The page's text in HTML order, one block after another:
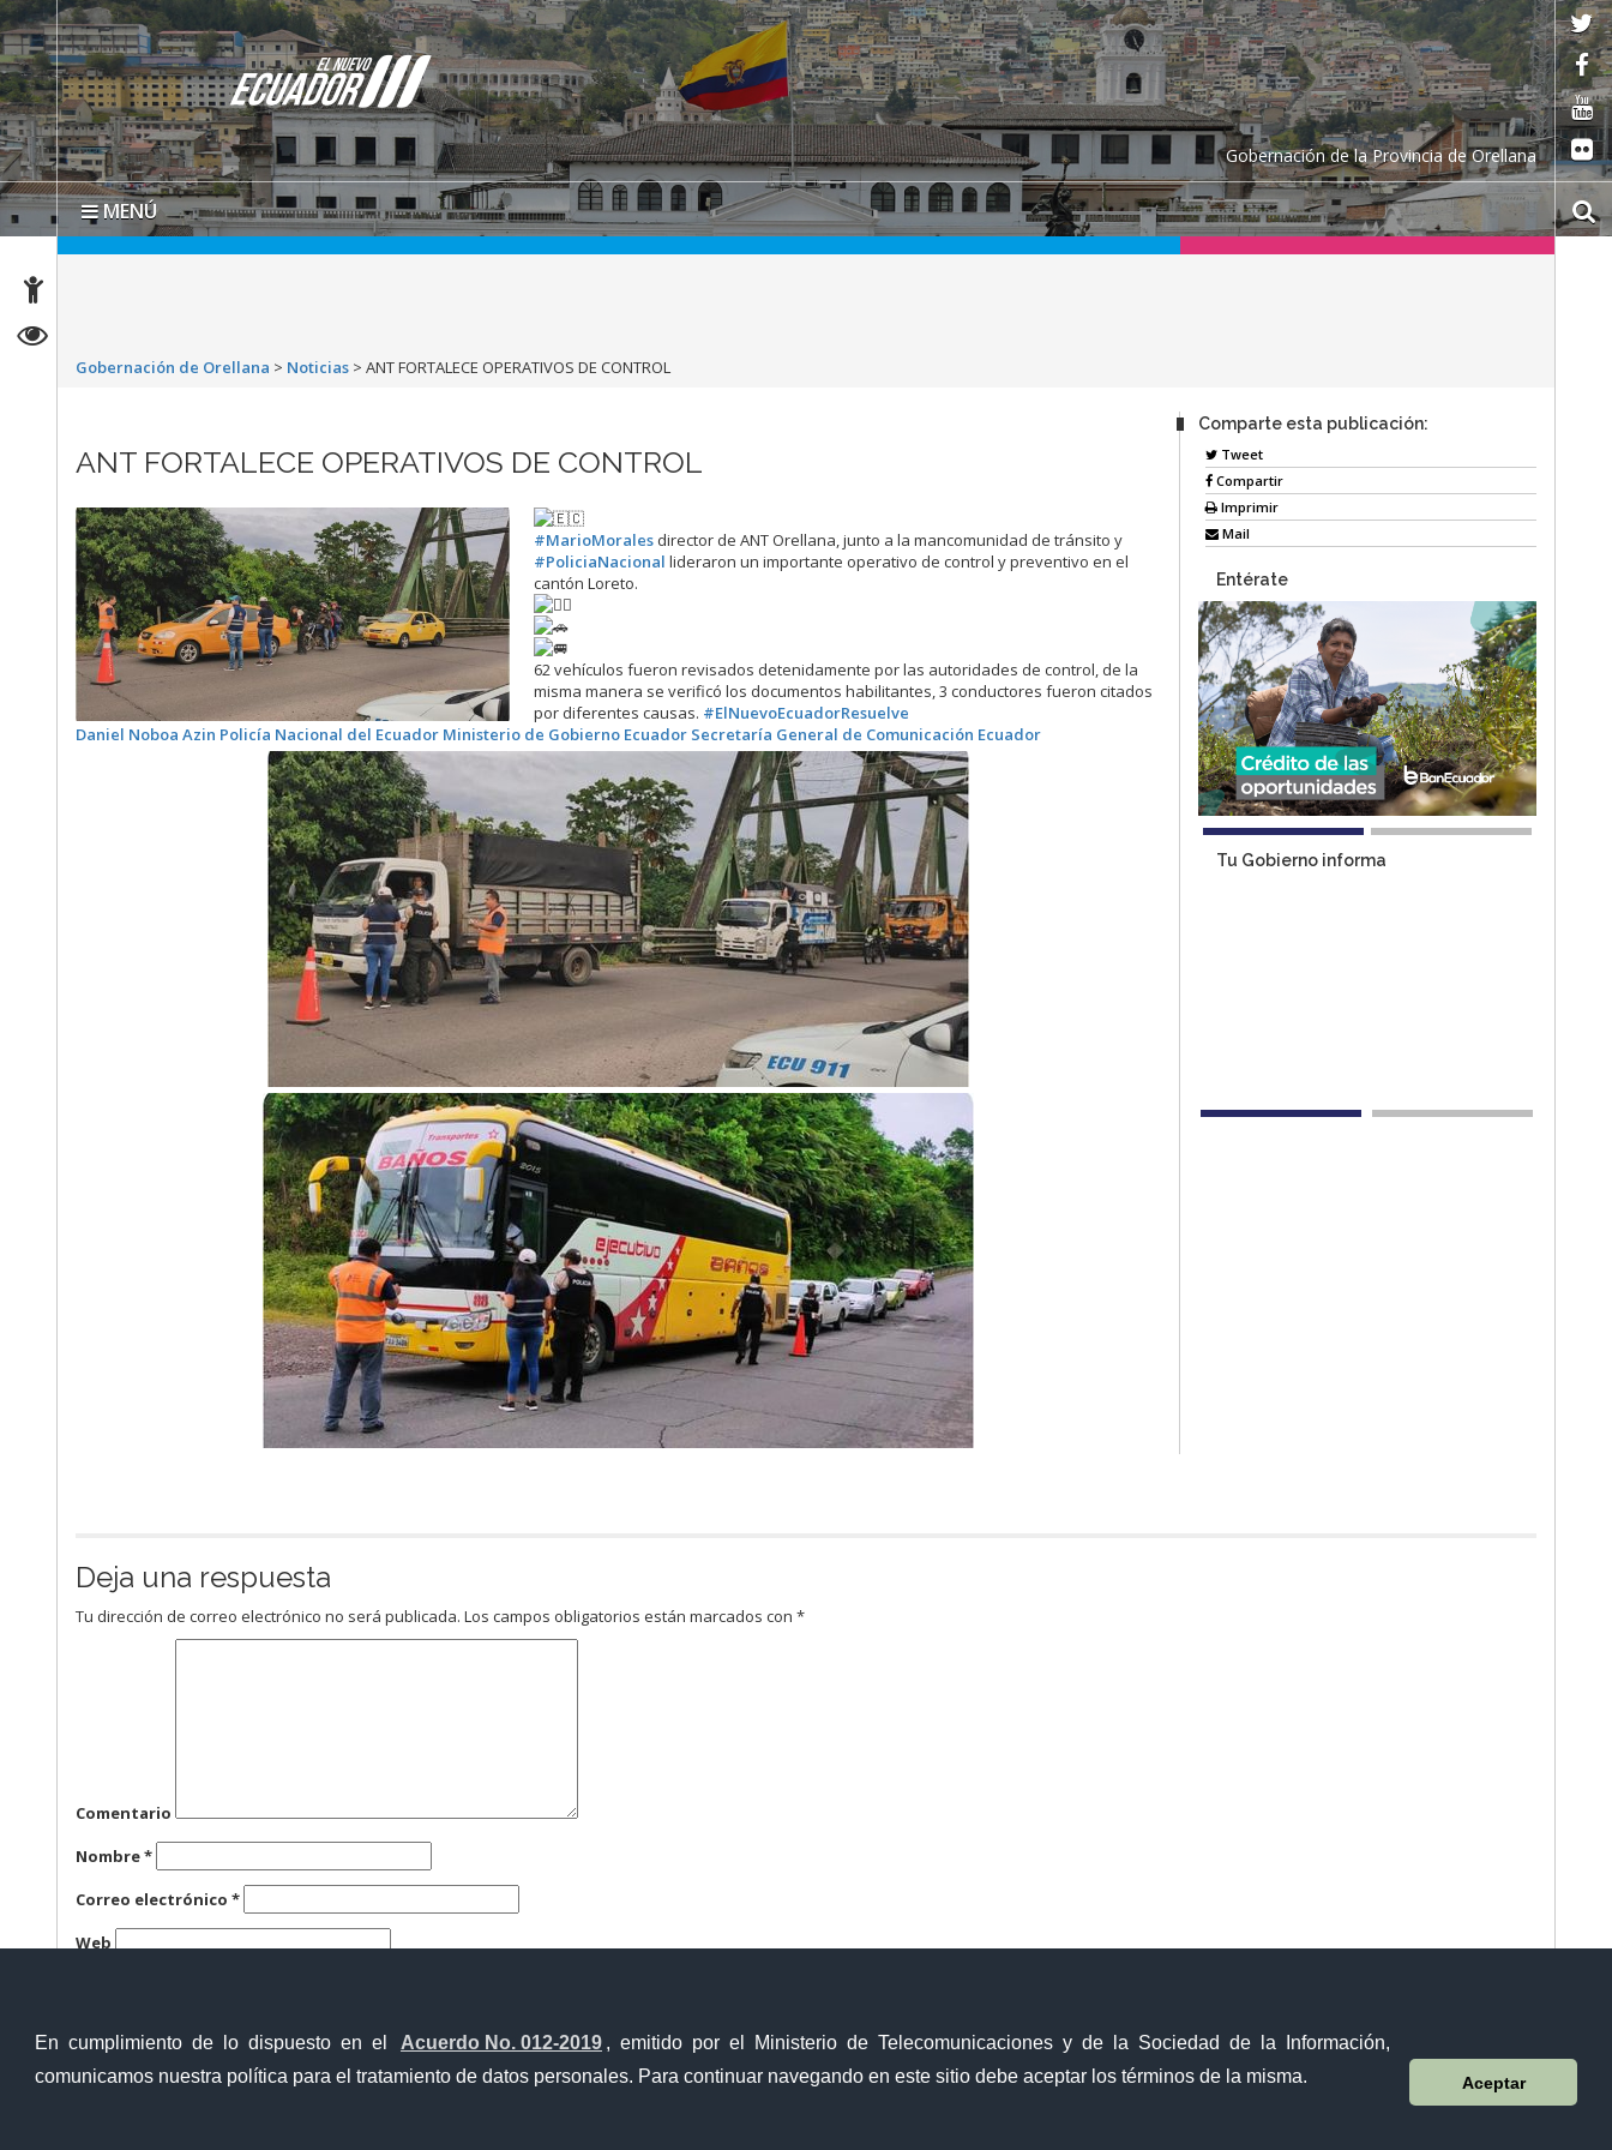
En cumplimiento de lo dispuesto en el Acuerdo No. 012-2019 , emitido por el Ministerio de Telecomunicaciones y de la Sociedad de la Información,
comunicamos nuestra política para el tratamiento de datos personales. Para continuar navegando en este sitio debe aceptar los términos de la misma.
Aceptar
Gobernación de la Provincia de Orellana
MENÚ
Gobernación de Orellana > Noticias >ANT FORTALECE OPERATIVOS DE CONTROL
ANT FORTALECE OPERATIVOS DE CONTROL
#MarioMorales director de ANT Orellana, junto a la mancomunidad de tránsito y
#PoliciaNacional lideraron un importante operativo de control y preventivo en el
cantón Loreto.
62 vehículos fueron revisados detenidamente por las autoridades de control, de la
misma manera se verificó los documentos habilitantes, 3 conductores fueron citados
por diferentes causas. #ElNuevoEcuadorResuelve
Daniel Noboa Azin Policía Nacional del Ecuador Ministerio de Gobierno Ecuador Secretaría General de Comunicación Ecuador
Comparte esta publicación:
Tweet
Compartir
Imprimir
Mail
Entérate
Tu Gobierno informa
Deja una respuesta
Tu dirección de correo electrónico no será publicada. Los campos obligatorios están marcados con*
Comentario
Nombre*
Correo electrónico*
Web
Sistema Nacional de Información (SNI)